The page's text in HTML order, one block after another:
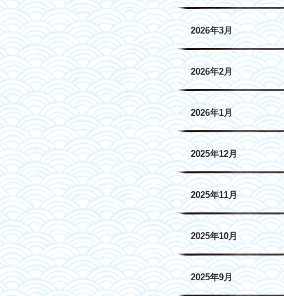
2026年3月
2026年2月
2026年1月
2025年12月
2025年11月
2025年10月
2025年9月